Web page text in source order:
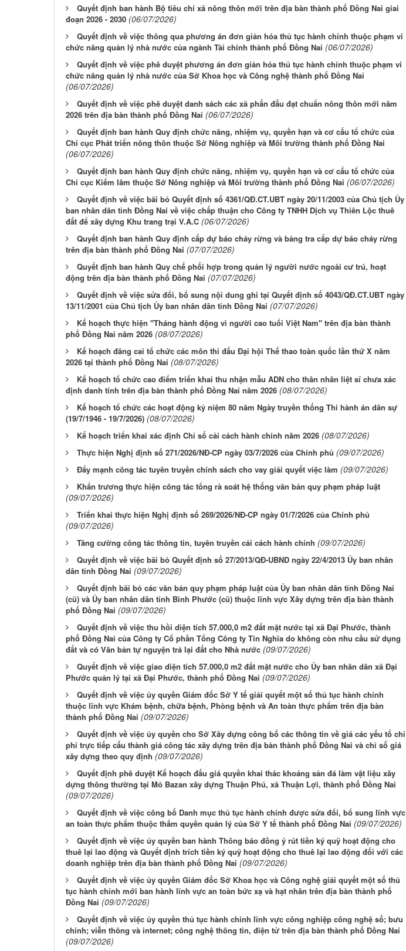
Quyết định ban hành Bộ tiêu chí xã nông thôn mới trên địa bàn thành phố Đồng Nai giai
đoạn 2026 - 2030 (06/07/2026)
Quyết định về việc thông qua phương án đơn giản hóa thủ tục hành chính thuộc phạm vi
chức năng quản lý nhà nước của ngành Tài chính thành phố Đồng Nai (06/07/2026)
Quyết định về việc phê duyệt phương án đơn giản hóa thủ tục hành chính thuộc phạm vi
chức năng quản lý nhà nước của Sở Khoa học và Công nghệ thành phố Đồng Nai
(06/07/2026)
Quyết định về việc phê duyệt danh sách các xã phấn đấu đạt chuẩn nông thôn mới năm
2026 trên địa bàn thành phố Đồng Nai (06/07/2026)
Quyết định ban hành Quy định chức năng, nhiệm vụ, quyền hạn và cơ cấu tổ chức của
Chi cục Phát triển nông thôn thuộc Sở Nông nghiệp và Môi trường thành phố Đồng Nai
(06/07/2026)
Quyết định ban hành Quy định chức năng, nhiệm vụ, quyền hạn và cơ cấu tổ chức của
Chi cục Kiểm lâm thuộc Sở Nông nghiệp và Môi trường thành phố Đồng Nai (06/07/2026)
Quyết định về việc bãi bỏ Quyết định số 4361/QĐ.CT.UBT ngày 20/11/2003 của Chủ tịch Ủy
ban nhân dân tỉnh Đồng Nai về việc chấp thuận cho Công ty TNHH Dịch vụ Thiên Lộc thuê
đất để xây dựng Khu trang trại V.A.C (06/07/2026)
Quyết định ban hành Quy định cấp dự báo cháy rừng và bảng tra cấp dự báo cháy rừng
trên địa bàn thành phố Đồng Nai (07/07/2026)
Quyết định ban hành Quy chế phối hợp trong quản lý người nước ngoài cư trú, hoạt
động trên địa bàn thành phố Đồng Nai (07/07/2026)
Quyết định về việc sửa đổi, bổ sung nội dung ghi tại Quyết định số 4043/QĐ.CT.UBT ngày
13/11/2001 của Chủ tịch Ủy ban nhân dân tỉnh Đồng Nai (07/07/2026)
Kế hoạch thực hiện "Tháng hành động vì người cao tuổi Việt Nam" trên địa bàn thành
phố Đồng Nai năm 2026 (08/07/2026)
Kế hoạch đăng cai tổ chức các môn thi đấu Đại hội Thể thao toàn quốc lần thứ X năm
2026 tại thành phố Đồng Nai (08/07/2026)
Kế hoạch tổ chức cao điểm triển khai thu nhận mẫu ADN cho thân nhân liệt sĩ chưa xác
định danh tính trên địa bàn thành phố Đồng Nai năm 2026 (08/07/2026)
Kế hoạch tổ chức các hoạt động kỷ niệm 80 năm Ngày truyền thống Thi hành án dân sự
(19/7/1946 - 19/7/2026) (08/07/2026)
Kế hoạch triển khai xác định Chỉ số cải cách hành chính năm 2026 (08/07/2026)
Thực hiện Nghị định số 271/2026/NĐ-CP ngày 03/7/2026 của Chính phủ (09/07/2026)
Đẩy mạnh công tác tuyên truyền chính sách cho vay giải quyết việc làm (09/07/2026)
Khẩn trương thực hiện công tác tổng rà soát hệ thống văn bản quy phạm pháp luật
(09/07/2026)
Triển khai thực hiện Nghị định số 269/2026/NĐ-CP ngày 01/7/2026 của Chính phủ
(09/07/2026)
Tăng cường công tác thông tin, tuyên truyền cải cách hành chính (09/07/2026)
Quyết định về việc bãi bỏ Quyết định số 27/2013/QĐ-UBND ngày 22/4/2013 Ủy ban nhân
dân tỉnh Đồng Nai (09/07/2026)
Quyết định bãi bỏ các văn bản quy phạm pháp luật của Ủy ban nhân dân tỉnh Đồng Nai
(cũ) và Ủy ban nhân dân tỉnh Bình Phước (cũ) thuộc lĩnh vực Xây dựng trên địa bàn thành
phố Đồng Nai (09/07/2026)
Quyết định về việc thu hồi diện tích 57.000,0 m2 đất mặt nước tại xã Đại Phước, thành
phố Đồng Nai của Công ty Cổ phần Tổng Công ty Tín Nghĩa do không còn nhu cầu sử dụng
đất và có Văn bản tự nguyện trả lại đất cho Nhà nước (09/07/2026)
Quyết định về việc giao diện tích 57.000,0 m2 đất mặt nước cho Ủy ban nhân dân xã Đại
Phước quản lý tại xã Đại Phước, thành phố Đồng Nai (09/07/2026)
Quyết định về việc ủy quyền Giám đốc Sở Y tế giải quyết một số thủ tục hành chính
thuộc lĩnh vực Khám bệnh, chữa bệnh, Phòng bệnh và An toàn thực phẩm trên địa bàn
thành phố Đồng Nai (09/07/2026)
Quyết định về việc ủy quyền cho Sở Xây dựng công bố các thông tin về giá các yếu tố chi
phí trực tiếp cấu thành giá công tác xây dựng trên địa bàn thành phố Đồng Nai và chỉ số giá
xây dựng theo quy định (09/07/2026)
Quyết định phê duyệt Kế hoạch đấu giá quyền khai thác khoáng sản đá làm vật liệu xây
dựng thông thường tại Mỏ Bazan xây dựng Thuận Phú, xã Thuận Lợi, thành phố Đồng Nai
(09/07/2026)
Quyết định về việc công bố Danh mục thủ tục hành chính được sửa đổi, bổ sung lĩnh vực
an toàn thực phẩm thuộc thẩm quyền quản lý của Sở Y tế thành phố Đồng Nai (09/07/2026)
Quyết định về việc ủy quyền ban hành Thông báo đồng ý rút tiền ký quỹ hoạt động cho
thuê lại lao động và Quyết định trích tiền ký quỹ hoạt động cho thuê lại lao động đối với các
doanh nghiệp trên địa bàn thành phố Đồng Nai (09/07/2026)
Quyết định về việc ủy quyền Giám đốc Sở Khoa học và Công nghệ giải quyết một số thủ
tục hành chính mới ban hành lĩnh vực an toàn bức xạ và hạt nhân trên địa bàn thành phố
Đồng Nai (09/07/2026)
Quyết định về việc ủy quyền thủ tục hành chính lĩnh vực công nghiệp công nghệ số; bưu
chính; viễn thông và internet; công nghệ thông tin, điện tử trên địa bàn thành phố Đồng Nai
(09/07/2026)